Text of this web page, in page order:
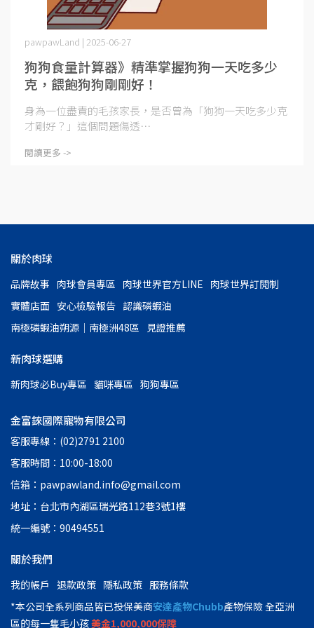
狗狗食量計算器》精準掌握狗狗一天吃多少
克，餵飽狗狗剛剛好！
pawpawLand | 2025-06-27
身為一位盡責的毛孩家長，是否曾為「狗狗一天吃多少克
才剛好？」這個問題傷透⋯
閱讀更多 ->
關於肉球
品牌故事 肉球會員專區 肉球世界官方LINE 肉球世界訂閱制
實體店面 安心檢驗報告 認識磷蝦油
南極磷蝦油朔源│南極洲48區
見證推薦
新肉球選購
新肉球必Buy專區 貓咪專區 狗狗專區
金富錸國際寵物有限公司
客服專線：(02)2791 2100
客服時間：10:00-18:00
信箱：pawpawland.info@gmail.com
地址：台北市內湖區瑞光路112巷3號1樓
統一編號：90494551
關於我們
我的帳戶 退款政策 隱私政策 服務條款
*本公司全系列商品皆已投保美商安達產物Chubb產物保險 全亞洲
區的每一隻毛小孩美金1,000,000保障